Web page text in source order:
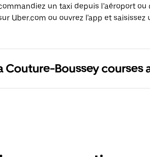
un taxi depuis l’aéroport
Uber.com ou ouvrez l'app et
Couture-Boussey courses